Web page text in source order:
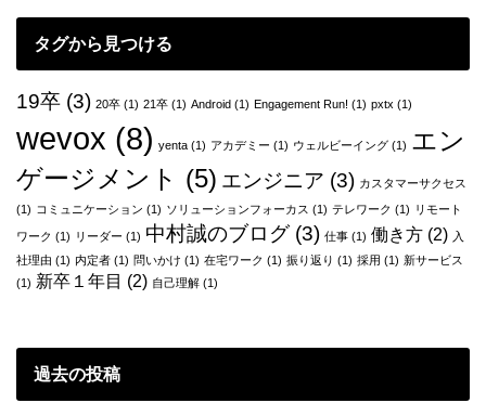
ゲ
ー
シ
ョ
ン
タグから見つける
19卒 (3) 20卒 (1) 21卒 (1) Android (1) Engagement Run! (1) pxtx (1)
wevox (8) yenta (1) アカデミー (1) ウェルビーイング (1) エン
ゲージメント (5) エンジニア (3) カスタマーサクセス
(1) コミュニケーション (1) ソリューションフォーカス (1) テレワーク (1) リモート
ワーク (1) リーダー (1) 中村誠のブログ(3) 仕事 (1) 働き方 (2) 入
社理由 (1) 内定者 (1) 問いかけ (1) 在宅ワーク (1) 振り返り (1) 採用 (1) 新サービス
(1) 新卒１年目 (2) 自己理解 (1)
過去の投稿